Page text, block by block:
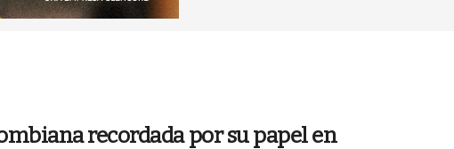
recordada por su papel en